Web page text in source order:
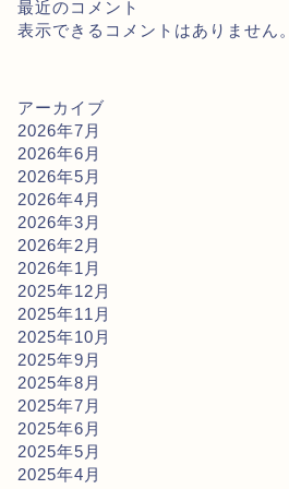
最近のコメント
表示できるコメントはありません。
アーカイブ
2026年7月
2026年6月
2026年5月
2026年4月
2026年3月
2026年2月
2026年1月
2025年12月
2025年11月
2025年10月
2025年9月
2025年8月
2025年7月
2025年6月
2025年5月
2025年4月